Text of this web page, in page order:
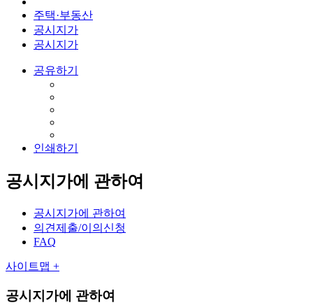
주택·부동산
공시지가
공시지가
공유하기
인쇄하기
공시지가에 관하여
공시지가에 관하여
의견제출/이의신청
FAQ
사이트맵 +
공시지가에 관하여